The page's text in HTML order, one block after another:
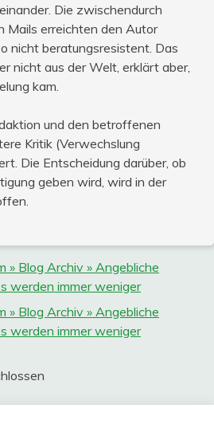
Die zwischendurch
Mails erreichten den Autor
nicht beratungsresistent. Das
nicht aus der Welt, erklärt aber,
kam.
und den betroffenen
Kritik (Verwechslung
Die Entscheidung darüber, ob
geben wird, wird in der
» Blog Archiv » Angebliche
werden immer weniger
» Blog Archiv » Angebliche
werden immer weniger